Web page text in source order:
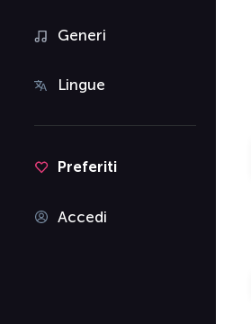
Generi
Lingue
Preferiti
Accedi